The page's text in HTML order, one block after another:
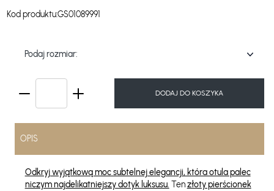
Kod produktu:GS01089991
Podaj rozmiar:
DODAJ DO KOSZYKA
OPIS
Odkryj wyjątkową moc subtelnej elegancji, która otula palec
niczym najdelikatniejszy dotyk luksusu. Tenzłoty pierścionek